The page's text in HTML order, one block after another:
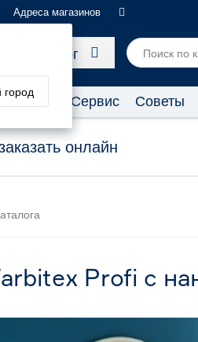
город
Адреса магазинов
Каталог
скидки Сервис Советы
онлайн
Profi с